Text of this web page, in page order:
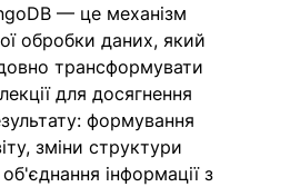
— це механізм
обробки даних, який
трансформувати
для досягнення
формування
зміни структури
інформації з